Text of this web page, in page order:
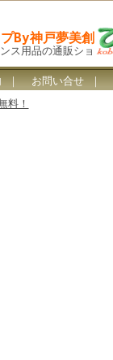
By神戸夢美創
ス用品の通販ショ
｜ お問い合せ｜
料！